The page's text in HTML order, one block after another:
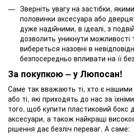
Зверніть увагу на застібки,
половинки аксесуара або
дуже надійними, в ідеалі, з
дозволить уникнути
вибереться назовні в
безпосередньо впливати на її
За покупкою – у Люпосан!
Саме так вважають ті, хто є нашими
або ті, які приходять до нас за
того, щоб купити пластиковий бокс
аксесуари, а також найкращі
рішення дає безліч переваг. А саме: